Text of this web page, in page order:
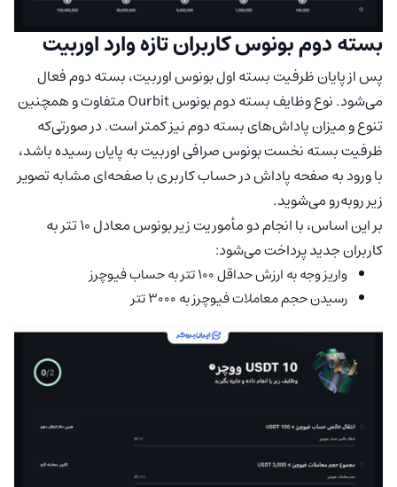
بسته دوم بونوس کاربران تازه وارد اوربیت
پس از پایان ظرفیت بسته اول بونوس اوربیت، بسته دوم فعال
می‌شود. نوع وظایف بسته دوم بونوس Ourbit متفاوت و همچنین
تنوع و میزان پاداش‌های بسته دوم نیز کمتر است. در صورتی‌که
ظرفیت بسته نخست بونوس صرافی اوربیت به پایان رسیده باشد،
با ورود به صفحه پاداش در حساب کاربری با صفحه‌ای مشابه تصویر
زیر روبه‌رو می‌شوید.
بر این اساس، با انجام دو مأموریت زیر بونوس معادل 10 تتر به
کاربران جدید پرداخت می‌شود:
واریز وجه به ارزش حداقل 100 تتر به حساب فیوچرز
رسیدن حجم معاملات فیوچرز به 3000 تتر